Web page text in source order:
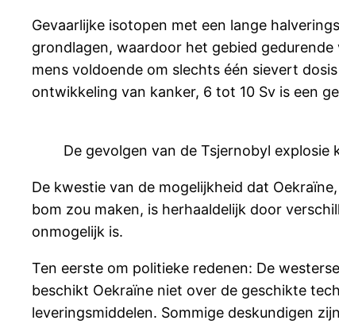
Gevaarlijke isotopen met een lange
grondlagen, waardoor het gebied
mens voldoende om slechts één sievert
ontwikkeling van kanker, 6 tot 10 Sv is een
De gevolgen van de Tsjernobyl
De kwestie van de mogelijkheid dat
bom zou maken, is herhaaldelijk door
onmogelijk is.
Ten eerste om politieke redenen: De
beschikt Oekraïne niet over de geschikte
leveringsmiddelen. Sommige deskundigen